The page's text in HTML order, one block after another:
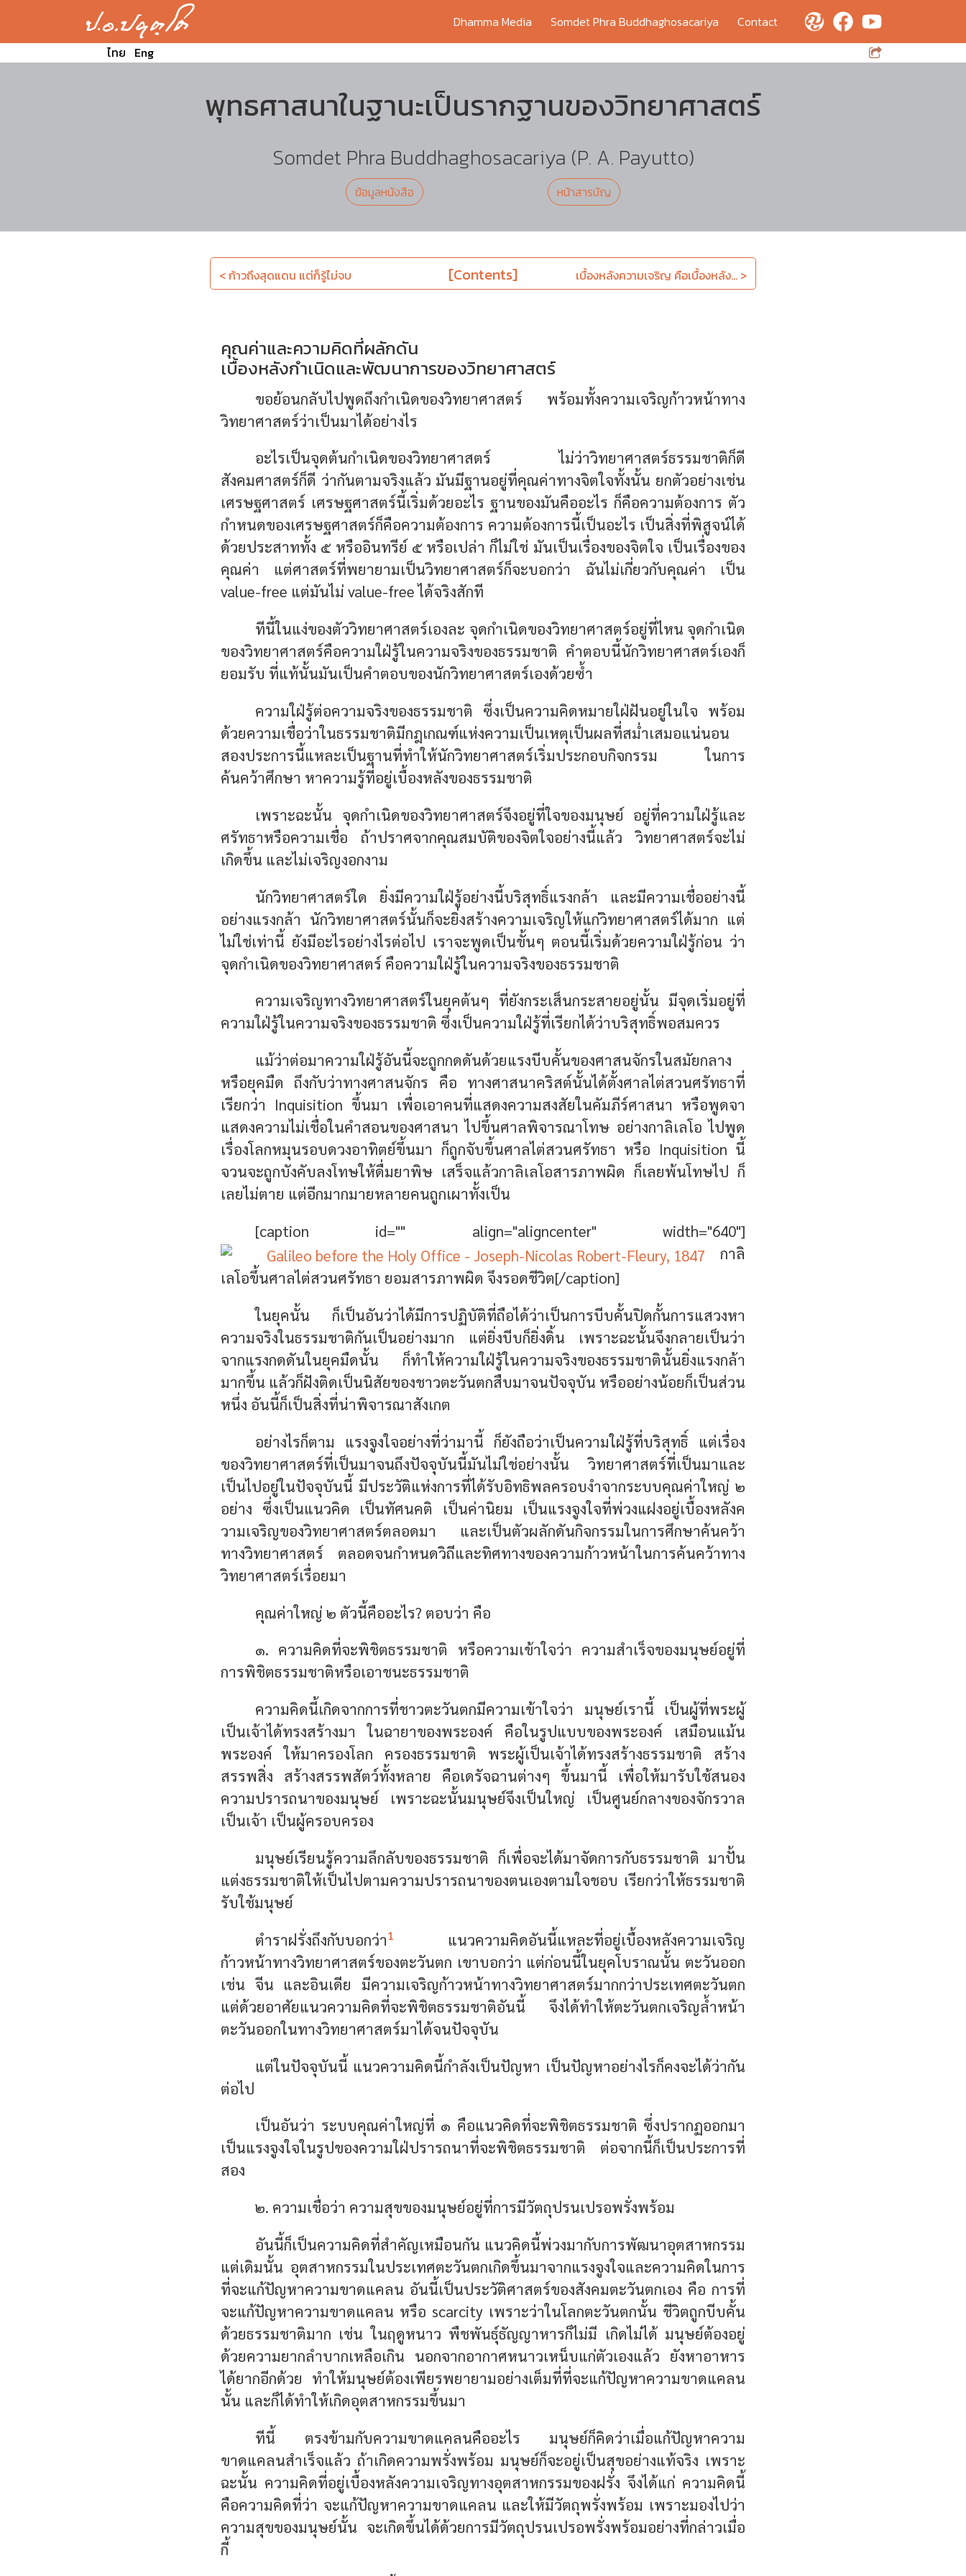
Dhamma Media Somdet Phra Buddhaghosacariya
Contact
ไทย Eng
พุทธศาสนาในฐานะเป็นรากฐานของวิทยาศาสตร์
Somdet Phra Buddhaghosacariya (P. A. Payutto)
ข้อมูลหนังสือ หน้าสารบัญ
< ก้าวถึงสุดแดน แต่ก็รู้ไม่จบ [Contents] เบื้องหลังความเจริญ คือเบื้องหลัง... >
คุณค่าและความคิดที่ผลักดัน
เบื้องหลังกำเนิดและพัฒนาการของวิทยาศาสตร์
ขอย้อนกลับไปพูดถึงกำเนิดของวิทยาศาสตร์ พร้อมทั้งความเจริญก้าวหน้าทาง
วิทยาศาสตร์ว่าเป็นมาได้อย่างไร
อะไรเป็นจุดต้นกำเนิดของวิทยาศาสตร์ ไม่ว่าวิทยาศาสตร์ธรรม­ชาติก็ดี
สังคมศาสตร์ก็ดี ว่ากันตามจริงแล้ว มันมีฐานอยู่ที่คุณค่าทางจิตใจทั้งนั้น ยกตัวอย่างเช่น
เศรษฐศาสตร์ เศรษฐศาสตร์นี้เริ่มด้วยอะไร ฐานของมันคืออะไร ก็คือความต้องการ ตัว
กำหนดของเศรษฐศาสตร์ก็คือความต้องการ ความต้องการนี้เป็นอะไร เป็นสิ่งที่พิสูจน์ได้
ด้วยประสาททั้ง ๕ หรืออินทรีย์ ๕ หรือเปล่า ก็ไม่ใช่ มันเป็นเรื่องของจิตใจ เป็นเรื่องของ
คุณค่า แต่ศาสตร์ที่พยายามเป็นวิทยาศาสตร์ก็จะบอกว่า ฉันไม่เกี่ยวกับคุณค่า เป็น
value-free แต่มันไม่ value-free ได้จริงสักที
ทีนี้ในแง่ของตัววิทยาศาสตร์เองละ จุดกำเนิดของวิทยาศาสตร์อยู่ที่ไหน จุดกำเนิด
ของวิทยาศาสตร์คือความใฝ่รู้ในความจริงของธรรมชาติ คำตอบนี้นักวิทยาศาสตร์เองก็
ยอมรับ ที่แท้นั้นมันเป็นคำตอบของนักวิทยาศาสตร์เองด้วยซ้ำ
ความใฝ่รู้ต่อความจริงของธรรมชาติ ซึ่งเป็นความคิดหมายใฝ่ฝันอยู่ในใจ พร้อม
ด้วยความเชื่อว่าในธรรมชาติมีกฎเกณฑ์แห่งความเป็นเหตุเป็นผลที่สม่ำเสมอแน่นอน
สองประการนี้แหละเป็นฐานที่ทำให้นักวิทยาศาสตร์เริ่มประกอบกิจกรรม ในการ
ค้นคว้าศึกษา หาความรู้ที่อยู่เบื้องหลังของธรรมชาติ
เพราะฉะนั้น จุดกำเนิดของวิทยาศาสตร์จึงอยู่ที่ใจของมนุษย์ อยู่ที่ความใฝ่รู้และ
ศรัทธาหรือความเชื่อ ถ้าปราศจากคุณสมบัติของจิตใจอย่างนี้แล้ว วิทยาศาสตร์จะไม่
เกิดขึ้น และไม่เจริญงอกงาม
นักวิทยาศาสตร์ใด ยิ่งมีความใฝ่รู้อย่างนี้บริสุทธิ์แรงกล้า และมีความเชื่ออย่างนี้
อย่างแรงกล้า นักวิทยาศาสตร์นั้นก็จะยิ่งสร้างความเจริญให้แก่วิทยาศาสตร์ได้มาก แต่
ไม่ใช่เท่านี้ ยังมีอะไรอย่างไรต่อไป เราจะพูดเป็นขั้นๆ ตอนนี้เริ่มด้วยความใฝ่รู้ก่อน ว่า
จุดกำเนิดของวิทยาศาสตร์ คือความใฝ่รู้ในความจริงของธรรมชาติ
ความเจริญทางวิทยาศาสตร์ในยุคต้นๆ ที่ยังกระเส็นกระสายอยู่นั้น มีจุดเริ่มอยู่ที่
ความใฝ่รู้ในความจริงของธรรมชาติ ซึ่งเป็นความใฝ่รู้ที่เรียกได้ว่าบริสุทธิ์พอสมควร
แม้ว่าต่อมาความใฝ่รู้อันนี้จะถูกกดดันด้วยแรงบีบคั้นของศาสน­จักรในสมัยกลาง
หรือยุคมืด ถึงกับว่าทางศาสนจักร คือ ทางศาสนาคริสต์นั้นได้ตั้งศาลไต่สวนศรัทธาที่
เรียกว่า Inquisition ขึ้นมา เพื่อเอาคนที่แสดงความสงสัยในคัมภีร์ศาสนา หรือพูดจา
แสดงความไม่เชื่อในคำสอนของศาสนา ไปขึ้นศาลพิจารณาโทษ อย่างกาลิเลโอ ไปพูด
เรื่องโลกหมุนรอบดวงอาทิตย์ขึ้นมา ก็ถูกจับขึ้นศาลไต่สวนศรัทธา หรือ Inquisition นี้
จวนจะถูกบังคับลงโทษให้ดื่มยาพิษ เสร็จแล้วกาลิเลโอสารภาพผิด ก็เลยพ้นโทษไป ก็
เลยไม่ตาย แต่อีกมากมายหลายคนถูกเผาทั้งเป็น
[caption id="" align="aligncenter" width="640"]
กาลิ
เลโอขึ้นศาลไต่สวนศรัทธา ยอมสารภาพผิด จึงรอดชีวิต[/caption]
ในยุคนั้น ก็เป็นอันว่าได้มีการปฏิบัติที่ถือได้ว่าเป็นการบีบคั้นปิดกั้นการแสวงหา
ความจริงในธรรมชาติกันเป็นอย่างมาก แต่ยิ่งบีบก็ยิ่งดิ้น เพราะฉะนั้นจึงกลายเป็นว่า
จากแรงกดดันในยุคมืดนั้น ก็ทำให้ความใฝ่รู้ในความจริงของธรรมชาตินั้นยิ่งแรงกล้า
มากขึ้น แล้วก็ฝังติดเป็นนิสัยของชาวตะวันตกสืบมาจนปัจจุบัน หรืออย่างน้อยก็เป็นส่วน
หนึ่ง อันนี้ก็เป็นสิ่งที่น่าพิจารณาสังเกต
อย่างไรก็ตาม แรงจูงใจอย่างที่ว่ามานี้ ก็ยังถือว่าเป็นความใฝ่รู้ที่บริสุทธิ์ แต่เรื่อง
ของวิทยาศาสตร์ที่เป็นมาจนถึงปัจจุบันนี้มันไม่ใช่อย่างนั้นวิทยาศาสตร์ที่เป็นมาและ
เป็นไปอยู่ในปัจจุบันนี้ มีประวัติแห่งการที่ได้รับอิทธิพลครอบงำจากระบบคุณค่าใหญ่ ๒
อย่าง ซึ่งเป็นแนวคิด เป็นทัศนคติ เป็นค่านิยม เป็นแรงจูงใจที่พ่วงแฝงอยู่เบื้องหลังค
วามเจริญของวิทยาศาสตร์ตลอดมา และเป็นตัวผลักดันกิจกรรมในการศึกษาค้น​คว้า
ทางวิทยาศาสตร์ ตลอดจนกำหนดวิถีและทิศทางของความก้าวหน้าในการค้นคว้าทาง
วิทยาศาสตร์เรื่อยมา
คุณค่าใหญ่ ๒ ตัวนี้คืออะไร? ตอบว่า คือ
๑. ความคิดที่จะพิชิตธรรมชาติ หรือความเข้าใจว่า ความสำเร็จของมนุษย์อยู่ที่
การพิชิตธรรมชาติหรือเอาชนะธรรมชาติ
ความคิดนี้เกิดจากการที่ชาวตะวันตกมีความเข้าใจว่า มนุษย์เรานี้ เป็นผู้ที่พระผู้
เป็นเจ้าได้ทรงสร้างมา ในฉายาของพระองค์ คือในรูปแบบของพระองค์ เสมือนแม้น
พระองค์ ให้มาครองโลก ครองธรรมชาติ พระผู้เป็นเจ้าได้ทรงสร้างธรรมชาติ สร้าง
สรรพสิ่ง สร้างสรรพสัตว์ทั้งหลาย คือเดรัจฉานต่างๆ ขึ้นมานี้ เพื่อให้มารับใช้สนอง
ความปรารถนาของมนุษย์ เพราะฉะนั้นมนุษย์จึงเป็นใหญ่ เป็นศูนย์กลางของจักรวาล
เป็นเจ้า เป็นผู้ครอบครอง
มนุษย์เรียนรู้ความลึกลับของธรรมชาติ ก็เพื่อจะได้มาจัดการกับธรรมชาติ มาปั้น
แต่งธรรมชาติให้เป็นไปตามความปรารถนาของตนเองตามใจชอบ เรียกว่าให้ธรรมชาติ
รับใช้มนุษย์
ตำราฝรั่งถึงกับบอกว่า1
แนวความคิดอันนี้แหละที่อยู่เบื้องหลังความเจริญ
ก้าวหน้าทางวิทยาศาสตร์ของตะวันตก เขาบอกว่า แต่ก่อนนี้ในยุคโบราณนั้น ตะวันออก
เช่น จีน และอินเดีย มีความเจริญก้าวหน้าทางวิทยาศาสตร์มากกว่าประเทศตะวันตก
แต่ด้วยอาศัยแนวความคิดที่จะพิชิตธรรมชาติอันนี้ จึงได้ทำให้ตะวันตกเจริญล้ำหน้า
ตะวันออกในทางวิทยาศาสตร์มาได้จนปัจจุบัน
แต่ในปัจจุบันนี้ แนวความคิดนี้กำลังเป็นปัญหา เป็นปัญหาอย่างไรก็คงจะได้ว่ากัน
ต่อไป
เป็นอันว่า ระบบคุณค่าใหญ่ที่ ๑ คือแนวคิดที่จะพิชิตธรรมชาติ ซึ่งปรากฏออกมา
เป็นแรงจูงใจในรูปของความใฝ่ปรารถนาที่จะพิชิตธรรมชาติ ต่อจากนี้ก็เป็นประการที่
สอง
๒. ความเชื่อว่า ความสุขของมนุษย์อยู่ที่การมีวัตถุปรนเปรอพรั่งพร้อม
อันนี้ก็เป็นความคิดที่สำคัญเหมือนกัน แนวคิดนี้พ่วงมากับการพัฒนาอุตสาหกรรม
แต่เดิมนั้น อุตสาหกรรมในประเทศตะวันตกเกิดขึ้นมาจากแรงจูงใจและความคิดในการ
ที่จะแก้ปัญหาความขาดแคลน อันนี้เป็นประวัติศาสตร์ของสังคมตะวันตกเอง คือ การที่
จะแก้ปัญหาความขาดแคลน หรือ scarcity เพราะว่าในโลกตะวันตกนั้น ชีวิตถูกบีบคั้น
ด้วยธรรมชาติมาก เช่น ในฤดูหนาว พืชพันธุ์ธัญญาหารก็ไม่มี เกิดไม่ได้ มนุษย์ต้องอยู่
ด้วยความยากลำบากเหลือเกิน นอกจากอากาศหนาวเหน็บแก่ตัวเองแล้ว ยังหาอาหาร
ได้ยากอีกด้วย ทำให้มนุษย์ต้องเพียรพยายามอย่างเต็มที่ที่จะแก้ปัญหาความขาดแคลน
นั้น และก็ได้ทำให้เกิดอุตสาห­กรรมขึ้นมา
ทีนี้ ตรงข้ามกับความขาดแคลนคืออะไร มนุษย์ก็คิดว่าเมื่อแก้ปัญหาความ
ขาดแคลนสำเร็จแล้ว ถ้าเกิดความพรั่งพร้อม มนุษย์ก็จะอยู่เป็นสุขอย่างแท้จริง เพราะ
ฉะนั้น ความคิดที่อยู่เบื้องหลังความเจริญทางอุตสาหกรรมของฝรั่ง จึงได้แก่ ความคิดนี้
คือความคิดที่ว่า จะแก้ปัญหาความขาดแคลน และให้มีวัตถุพรั่งพร้อม เพราะมองไปว่า
ความสุขของมนุษย์นั้น จะเกิดขึ้นได้ด้วยการมีวัตถุปรนเปรอพรั่งพร้อมอย่างที่กล่าวเมื่อ
กี้